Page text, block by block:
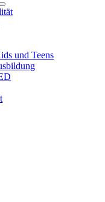
und Teens